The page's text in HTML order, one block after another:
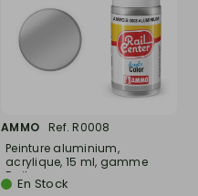
AMMO
Ref. R0008
Peinture aluminium,
acrylique, 15 ml, gamme
Rail...En Stock